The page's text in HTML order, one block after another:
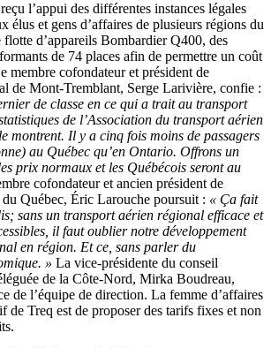
l’appui des différentes instances légales
élus et gens d’affaires de plusieurs régions du
flotte d’appareils Bombardier Q400, des
de 74 places afin de permettre un coût
membre cofondateur et président de
de Mont-Tremblant, Serge Larivière, confie :
de classe en ce qui a trait au transport
de l’Association du transport aérien
montrent. Il y a cinq fois moins de passagers
au Québec qu’en Ontario. Offrons un
prix normaux et les Québécois seront au
cofondateur et ancien président de
Québec, Éric Larouche poursuit : « Ça fait
sans un transport aérien régional efficace et
il faut oublier notre développement
en région. Et ce, sans parler du
» La vice-présidente du conseil
de la Côte-Nord, Mirka Boudreau,
de l’équipe de direction. La femme d’affaires
de Treq est de proposer des tarifs fixes et non